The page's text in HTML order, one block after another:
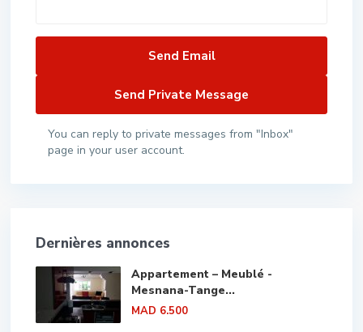
You can reply to private messages from "Inbox"
page in your user account.
Dernières annonces
Appartement – Meublé -
Mesnana-Tange...
MAD 6.500